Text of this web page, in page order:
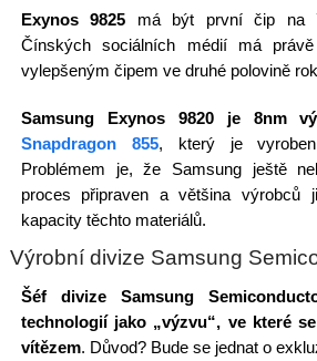
Exynos 9825 má být první čip na
Čínských sociálních médií má
vylepšeným čipem ve druhé polovině
Samsung Exynos 9820 je 8nm
Snapdragon 855, který je
Problémem je, že Samsung ještě
proces připraven a většina výrobců
kapacity těchto materiálů.
Výrobní divize Samsung
Šéf divize Samsung
technologií jako „výzvu“, ve které
vítězem. Důvod? Bude se jednat o